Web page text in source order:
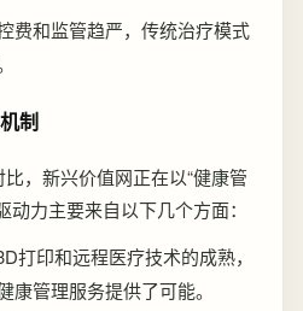
费和监管趋严，传统治疗模式
制
，新兴价值网正在以“健康管
力主要来自以下几个方面：
打印和远程医疗技术的成熟，
康管理服务提供了可能。